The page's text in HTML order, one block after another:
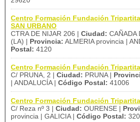
Centro Formación Fundación Tripartita
SAN URBANO
CTRA DE NIJAR 206 | Ciudad: CAÑADA
(LA) | Provincia: ALMERIA provincia |
Postal: 4120
Centro Formación Fundación Tripartita
C/ PRUNA, 2 | Ciudad: PRUNA |
| ANDALUCÍA | Código Postal: 41006
Centro Formación Fundación
C/ Reza nº 3 | Ciudad: OURENSE |
provincia | GALICIA | Código Postal: